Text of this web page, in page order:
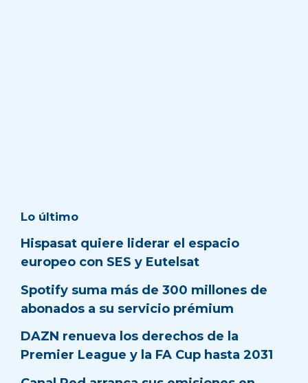
Lo último
Hispasat quiere liderar el espacio
europeo con SES y Eutelsat
Spotify suma más de 300 millones de
abonados a su servicio prémium
DAZN renueva los derechos de la
Premier League y la FA Cup hasta 2031